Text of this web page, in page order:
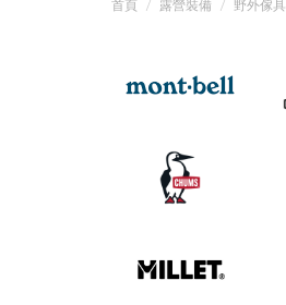
首頁 露營裝備 野外傢具